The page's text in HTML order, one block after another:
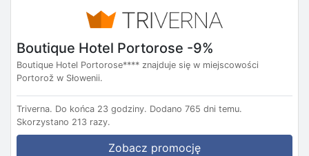
Boutique Hotel Portorose -9%
Boutique Hotel Portorose**** znajduje się w miejscowości
Portorož w Słowenii.
Triverna. Do końca 23 godziny. Dodano 765 dni temu.
Skorzystano 213 razy.
Zobacz promocję